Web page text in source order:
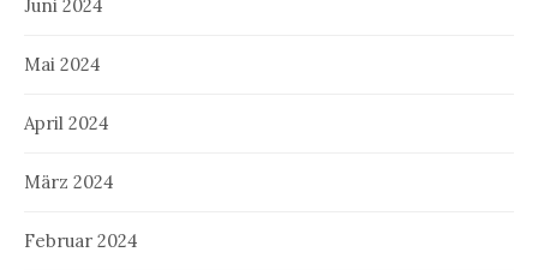
Juni 2024
Mai 2024
April 2024
März 2024
Februar 2024